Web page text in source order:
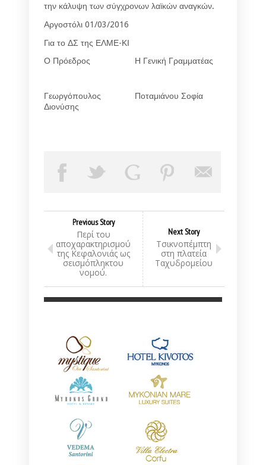
την κάλυψη των σύγχρονων λαϊκών αναγκών.
Αργοστόλι 01/03/2016
Για το ΔΣ της ΕΛΜΕ-ΚΙ
Ο Πρόεδρος
Η Γενική Γραμματέας
Γεωργόπουλος
Διονύσης
Ποταμιάνου Σοφία
Previous Story
Περί του
αποχαρακτηρισμού
της Κεφαλονιάς ως
σεισμόπληκτου
νομού.
Next Story
Τσικνοπέμπτη
στη πλατεία
Ταχυδρομείου